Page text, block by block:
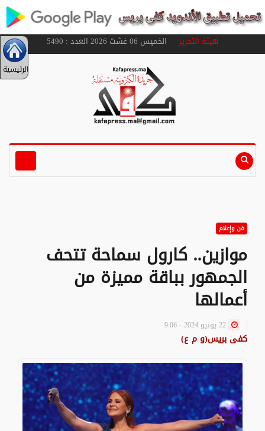
هيئة التحريرالخميس 06 غشت 2026 العدد : 5490
الرئيسية
فن وإعلام
موازين.. كارول سماحة تتحف
الجمهور بباقة مميزة من
أعمالها
كفى بريس(و م ع)